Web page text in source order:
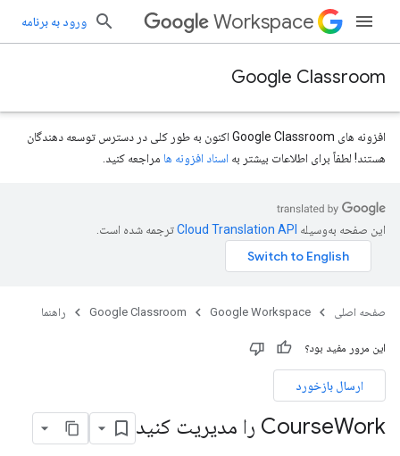
Workspace ورود به برنامه
Google Classroom
افزونه های Google Classroom اکنون به طور کلی در دسترس توسعه دهندگان
هستند! لطفاً برای اطلاعات بیشتر به اسناد افزونه ها مراجعه کنید.
این صفحه به‌وسیله ترجمه شده است.
صفحه اصلی Google Workspace
Google Classroom راهنما
این مرور مفید بود؟
ارسال بازخورد
CourseWork را مدیریت کنید